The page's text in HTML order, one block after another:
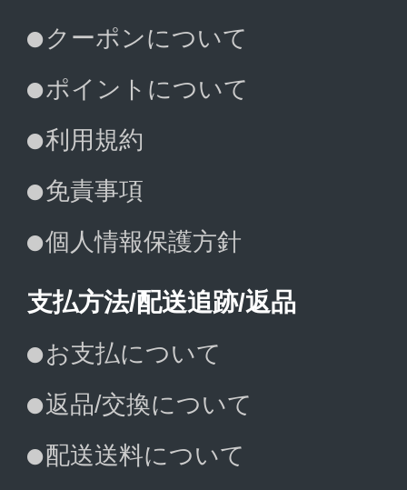
クーポンについて
ポイントについて
利用規約
免責事項
個人情報保護方針
支払方法/配送追跡/返品
お支払について
返品/交換について
配送送料について